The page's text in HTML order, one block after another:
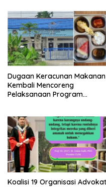
Dugaan Keracunan Makanan
Kembali Mencoreng
Pelaksanaan Program
Bersama Kota Dumai
Koalisi 19 Organisasi Advokat